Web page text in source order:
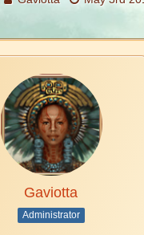
Gaviotta
Administrator